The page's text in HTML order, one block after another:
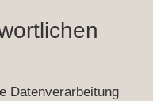
Datenverarbeitung